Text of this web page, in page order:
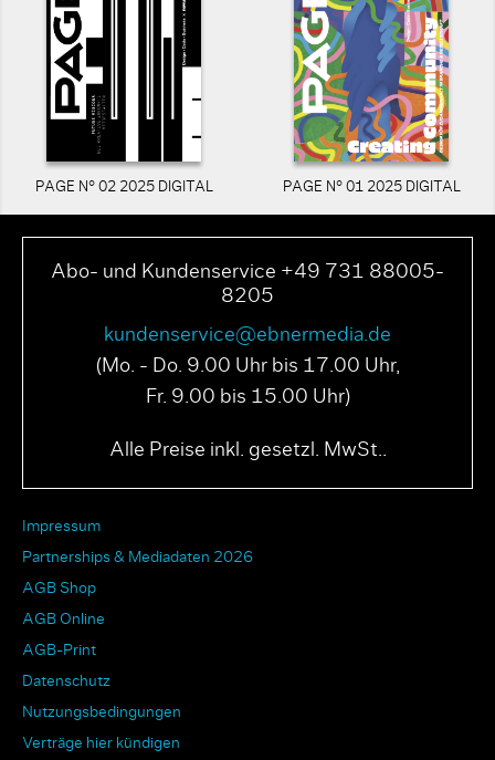
PAGE N° 02 2025 DIGITAL PAGE N° 01 2025 DIGITAL
Abo- und Kundenservice +49 731 88005-
8205
kundenservice@ebnermedia.de
(Mo. - Do. 9.00 Uhr bis 17.00 Uhr,
Fr. 9.00 bis 15.00 Uhr)
Alle Preise inkl. gesetzl. MwSt..
Impressum
Partnerships & Mediadaten 2026
AGB Shop
AGB Online
AGB-Print
Datenschutz
Nutzungsbedingungen
Verträge hier kündigen